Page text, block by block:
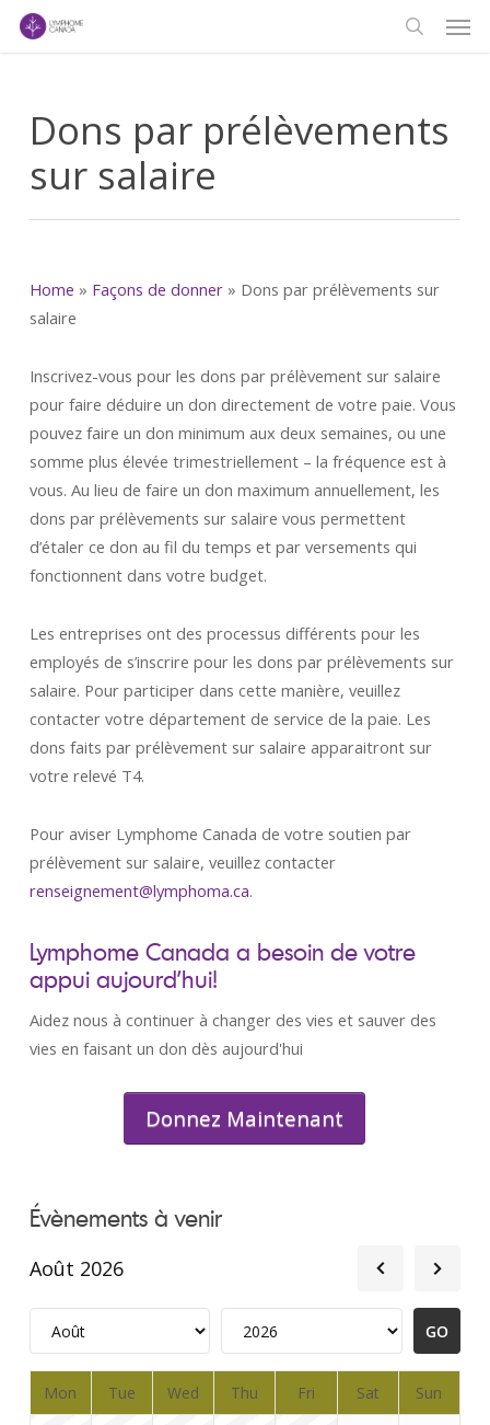
Skip
Dons par prélèvements
sur salaire
Home » Façons de donner» Dons par prélèvements sur
salaire
Inscrivez-vous pour les dons par prélèvement sur salaire
pour faire déduire un don directement de votre paie. Vous
pouvez faire un don minimum aux deux semaines, ou une
somme plus élevée trimestriellement – la fréquence est à
vous. Au lieu de faire un don maximum annuellement, les
dons par prélèvements sur salaire vous permettent
d’étaler ce don au fil du temps et par versements qui
fonctionnent dans votre budget.
Les entreprises ont des processus différents pour les
employés de s’inscrire pour les dons par prélèvements sur
salaire. Pour participer dans cette manière, veuillez
contacter votre département de service de la paie. Les
dons faits par prélèvement sur salaire apparaitront sur
votre relevé T4.
Pour aviser Lymphome Canada de votre soutien par
prélèvement sur salaire, veuillez contacter
renseignement@lymphoma.ca.
Lymphome Canada a besoin de votre
appui aujourd’hui!
Aidez nous à continuer à changer des vies et sauver des
vies en faisant un don dès aujourd'hui
Donnez Maintenant
Évènements à venir
Août 2026
Mon Tue Wed Thu Fri Sat Sun